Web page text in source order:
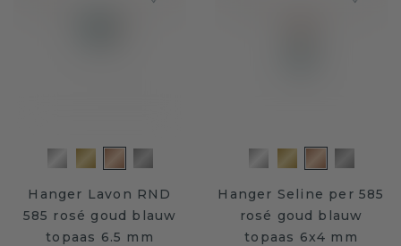
Hanger Lavon RND
585 rosé goud blauw
topaas 6.5 mm
Hanger Seline per 585
rosé goud blauw
topaas 6x4 mm